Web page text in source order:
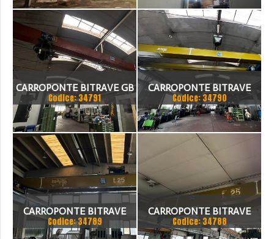
TON SCARTAMENTO 16190
MM
SCARTAMENTO 18875 MM
ANNO 1980
CARROPONTE BITRAVE GB
8 TON SCARTAMENTO
17000 MM
Codice: 34791
CARROPONTE BITRAVE
MARTE 20 TON
SCARTAMENTO 17000 MM
ANNO 1997
Codice: 34790
CARROPONTE BITRAVE
MARTE 25 TON
Codice: 34789
CARROPONTE BITRAVE
MARTE 25 TON
Codice: 34788